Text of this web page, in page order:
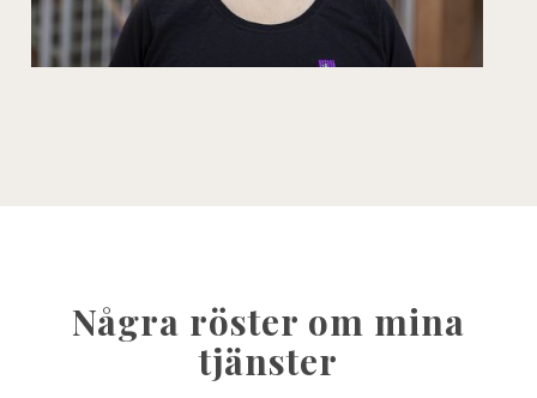
Några röster om mina
tjänster